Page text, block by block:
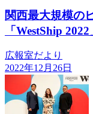
関西最大規模の
「WestShip
広報室だより
2022年12月26日